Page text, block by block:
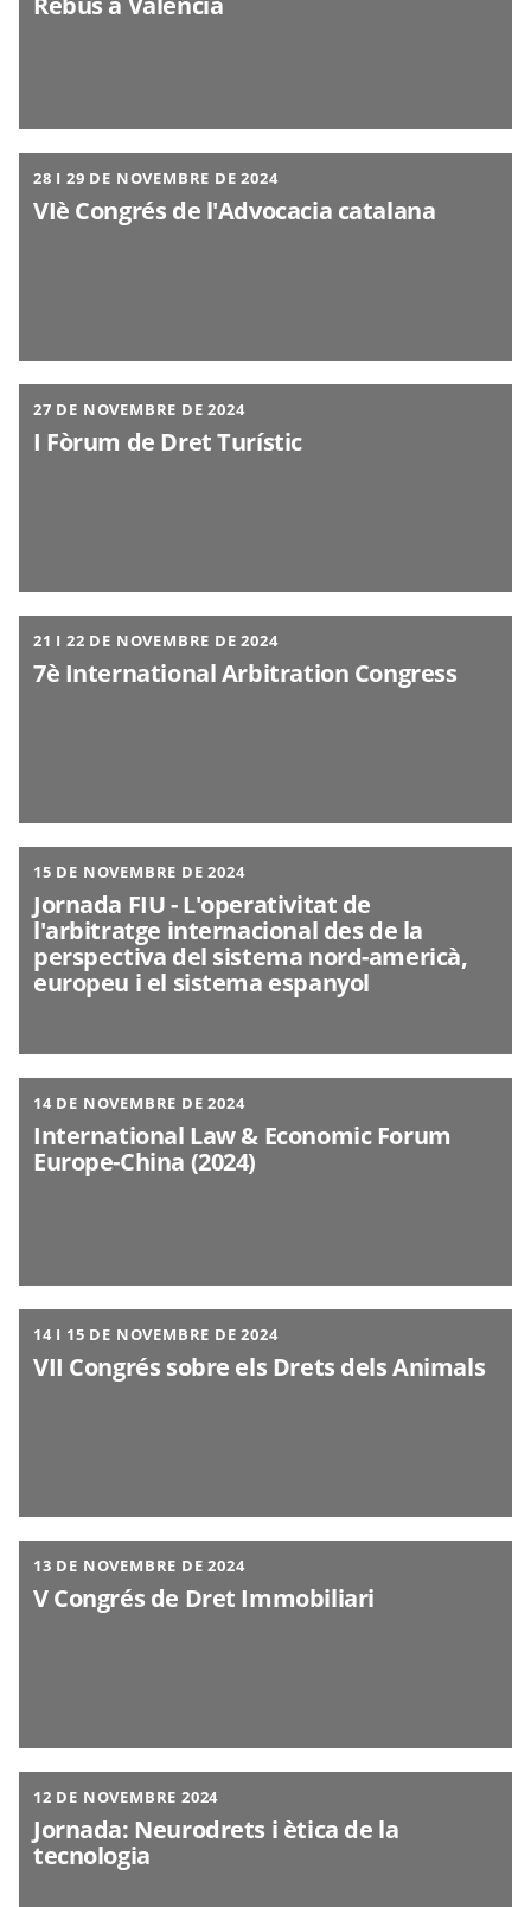
28 I 29 DE NOVEMBRE DE 2024
VIè Congrés de l'Advocacia catalana
27 DE NOVEMBRE DE 2024
I Fòrum de Dret Turístic
21 I 22 DE NOVEMBRE DE 2024
7è International Arbitration Congress
15 DE NOVEMBRE DE 2024
Jornada FIU - L'operativitat de
l'arbitratge internacional des de la
perspectiva del sistema nord-americà,
europeu i el sistema espanyol
14 DE NOVEMBRE DE 2024
International Law & Economic Forum
Europe-China (2024)
14 I 15 DE NOVEMBRE DE 2024
VII Congrés sobre els Drets dels Animals
13 DE NOVEMBRE DE 2024
V Congrés de Dret Immobiliari
12 DE NOVEMBRE 2024
Jornada: Neurodrets i ètica de la
tecnologia